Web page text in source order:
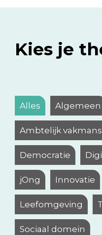
Kies je
Alles Algemeen
Ambtelijk
Democratie
jOng Innovatie
Leefomgeving
Sociaal domein